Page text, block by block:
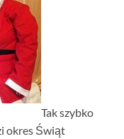
Tak szybko
okres Świąt